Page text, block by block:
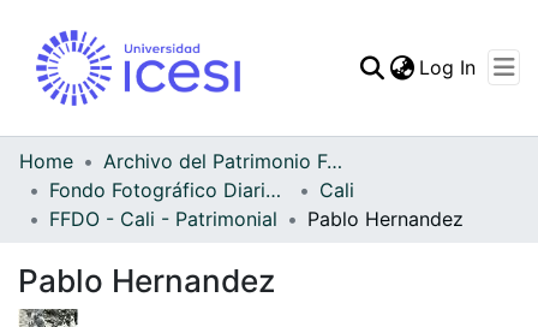
Statistics
Log In
Home
Archivo del Patrimonio Fotográfico y Fílmico del Valle del Cauca
Fondo Fotográfico Diario Occidente
Cali
FFDO - Cali - Patrimonial
Pablo Hernandez
Pablo Hernandez